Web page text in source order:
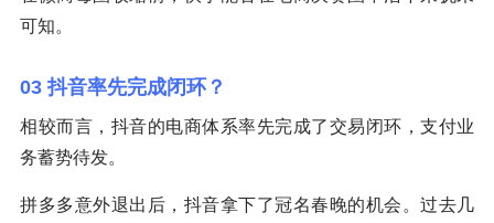
可知。
03 抖音率先完成闭环？
相较而言，抖音的电商体系率先完成了交易闭环，支付业
务蓄势待发。
拼多多意外退出后，抖音拿下了冠名春晚的机会。过去几